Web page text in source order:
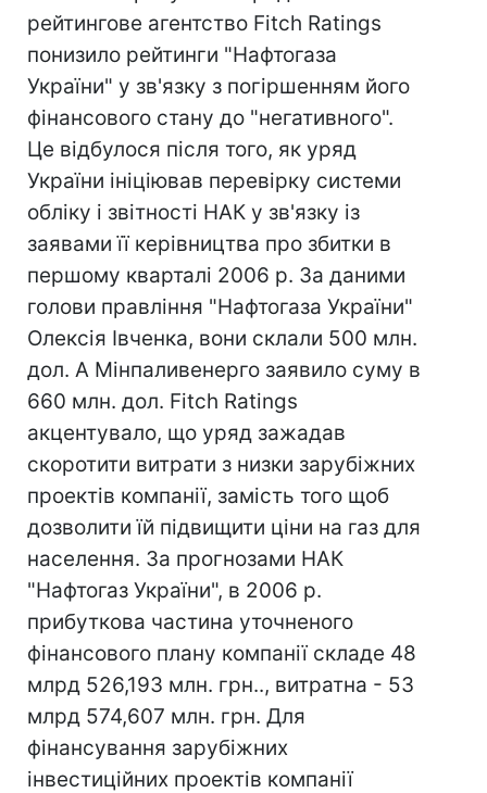
рейтингове агентство Fitch Ratings
понизило рейтинги "Нафтогаза
України" у зв'язку з погіршенням його
фінансового стану до "негативного".
Це відбулося після того, як уряд
України ініціював перевірку системи
обліку і звітності НАК у зв'язку із
заявами її керівництва про збитки в
першому кварталі 2006 р. За даними
голови правління "Нафтогаза України"
Олексія Івченка, вони склали 500 млн.
дол. А Мінпаливенерго заявило суму в
660 млн. дол. Fitch Ratings
акцентувало, що уряд зажадав
скоротити витрати з низки зарубіжних
проектів компанії, замість того щоб
дозволити їй підвищити ціни на газ для
населення. За прогнозами НАК
"Нафтогаз України", в 2006 р.
прибуткова частина уточненого
фінансового плану компанії складе 48
млрд 526,193 млн. грн.., витратна - 53
млрд 574,607 млн. грн. Для
фінансування зарубіжних
інвестиційних проектів компанії